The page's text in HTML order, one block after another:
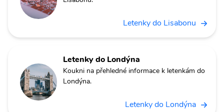
Letenky do Lisabonu
Letenky do Londýna
Koukni na přehledné informace k letenkám do
Londýna.
Letenky do Londýna